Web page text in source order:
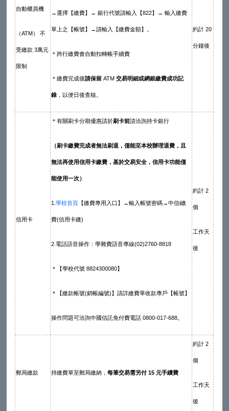
自動櫃員機
（ATM） 不
受繳款 3萬元
限制
→選擇【繳費】→ 銀行代號請輸入【822】→ 輸入繳費
單上之【帳號】→請輸入【繳費金額】。
＊跨行繳費會自動扣轉帳手續費
＊繳費完成後請保留ATM交易明細或網銀繳費成功記
錄 ，以便日後查核。
約計 20
分鐘後
信用卡
＊有關刷卡分期優惠請於刷卡前請洽詢持卡銀行
（刷卡繳費完成者無法刷退，僅能至本校辦理退費，且
無法再使用信用卡繳費，基於交易安全，信用卡功能僅
能使用一次）
1.學校首頁 【繳費專用入口】→輸入帳號密碼→中信i繳
費(信用卡繳)
2.電話語音操作：學雜費語音專線(02)2760-8818
＊【學校代號 8824300080】
＊【繳款帳號(銷帳編號)】請詳繳費單收款專戶【帳號】
操作問題可洽詢中國信託免付費電話 0800-017-688。
約計 2
個
工作天
後
郵局繳款 持繳費單至郵局繳納，每筆交易需另付 15 元手續費
約計 2
個
工作天
後